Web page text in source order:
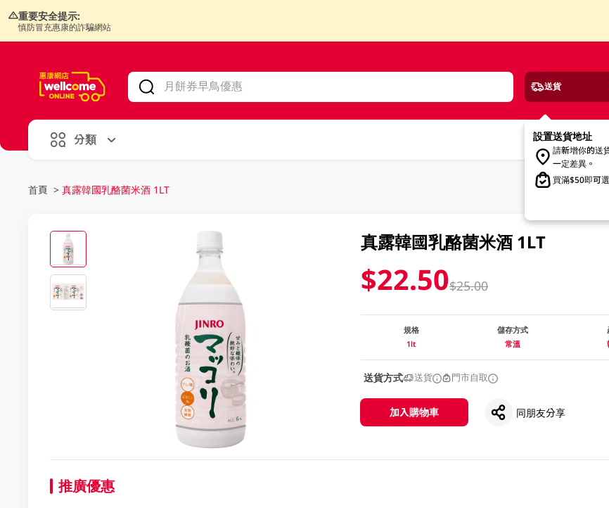
重要安全提示:
慎防冒充惠康的詐騙網站
送貨
設置送貨地址
請新增你的送
一定差異。
買滿$50即可
分類
首頁 > 真露韓國乳酪菌米酒 1LT
真露韓國乳酪菌米酒 1LT
$22.50$25.00
規格
1lt
儲存方式
常溫
送貨方式 送貨 門市自取
加入購物車 同朋友分享
推廣優惠